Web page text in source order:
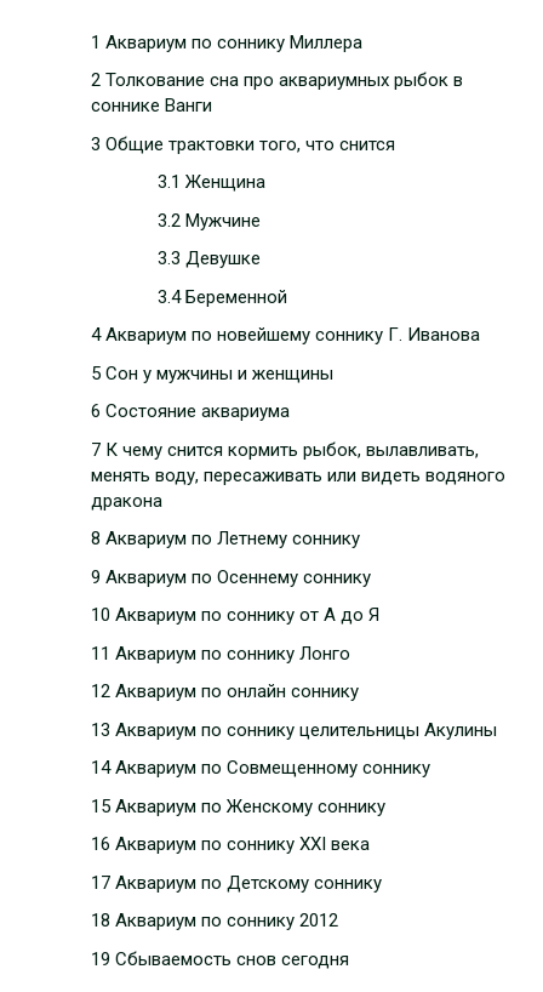
1 Аквариум по cоннику Миллера
2 Толкование сна про аквариумных рыбок в
соннике Ванги
3 Общие трактовки того, что снится
3.1 Женщина
3.2 Мужчине
3.3 Девушке
3.4 Беременной
4 Аквариум по новейшему соннику Г. Иванова
5 Сон у мужчины и женщины
6 Состояние аквариума
7 К чему снится кормить рыбок, вылавливать,
менять воду, пересаживать или видеть водяного
дракона
8 Аквариум по Летнему соннику
9 Аквариум по Осеннему соннику
10 Аквариум по соннику от А до Я
11 Аквариум по соннику Лонго
12 Аквариум по онлайн соннику
13 Аквариум по соннику целительницы Акулины
14 Аквариум по Совмещенному соннику
15 Аквариум по Женскому соннику
16 Аквариум по соннику ХХІ века
17 Аквариум по Детскому соннику
18 Аквариум по соннику 2012
19 Сбываемость снов сегодня